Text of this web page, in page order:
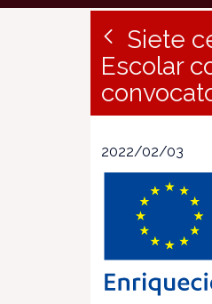
Siete
Escolar
2022/02/03